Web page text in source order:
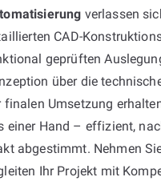
verlassen
CAD-
geprüften
über die
finalen Umsetzung
einer Hand – effizient,
abgestimmt. Nehmen
Ihr Projekt mit